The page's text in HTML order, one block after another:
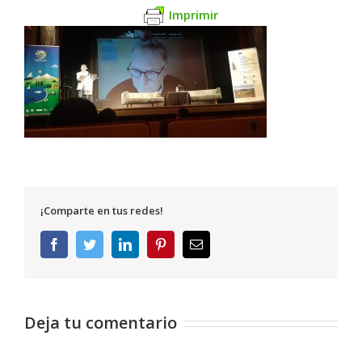
Imprimir
¡Comparte en tus redes!
FacebookTwitterLinkedInPinterestCorreo
electrónico
Deja tu comentario